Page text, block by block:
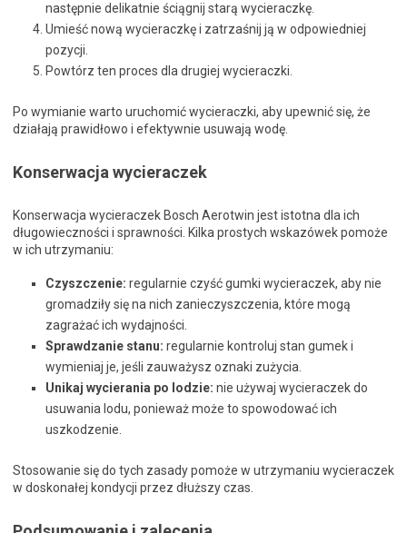
następnie delikatnie ściągnij starą wycieraczkę.
Umieść nową wycieraczkę i zatrzaśnij ją w odpowiedniej
pozycji.
Powtórz ten proces dla drugiej wycieraczki.
Po wymianie warto uruchomić wycieraczki, aby upewnić się, że
działają prawidłowo i efektywnie usuwają wodę.
Konserwacja wycieraczek
Konserwacja wycieraczek Bosch Aerotwin jest istotna dla ich
długowieczności i sprawności. Kilka prostych wskazówek pomoże
w ich utrzymaniu:
Czyszczenie: regularnie czyść gumki wycieraczek, aby nie
gromadziły się na nich zanieczyszczenia, które mogą
zagrażać ich wydajności.
Sprawdzanie stanu: regularnie kontroluj stan gumek i
wymieniaj je, jeśli zauważysz oznaki zużycia.
Unikaj wycierania po lodzie: nie używaj wycieraczek do
usuwania lodu, ponieważ może to spowodować ich
uszkodzenie.
Stosowanie się do tych zasady pomoże w utrzymaniu wycieraczek
w doskonałej kondycji przez dłuższy czas.